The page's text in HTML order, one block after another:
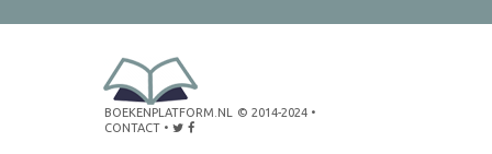
BOEKENPLATFORM.NL © 2014-2024 •
CONTACT •